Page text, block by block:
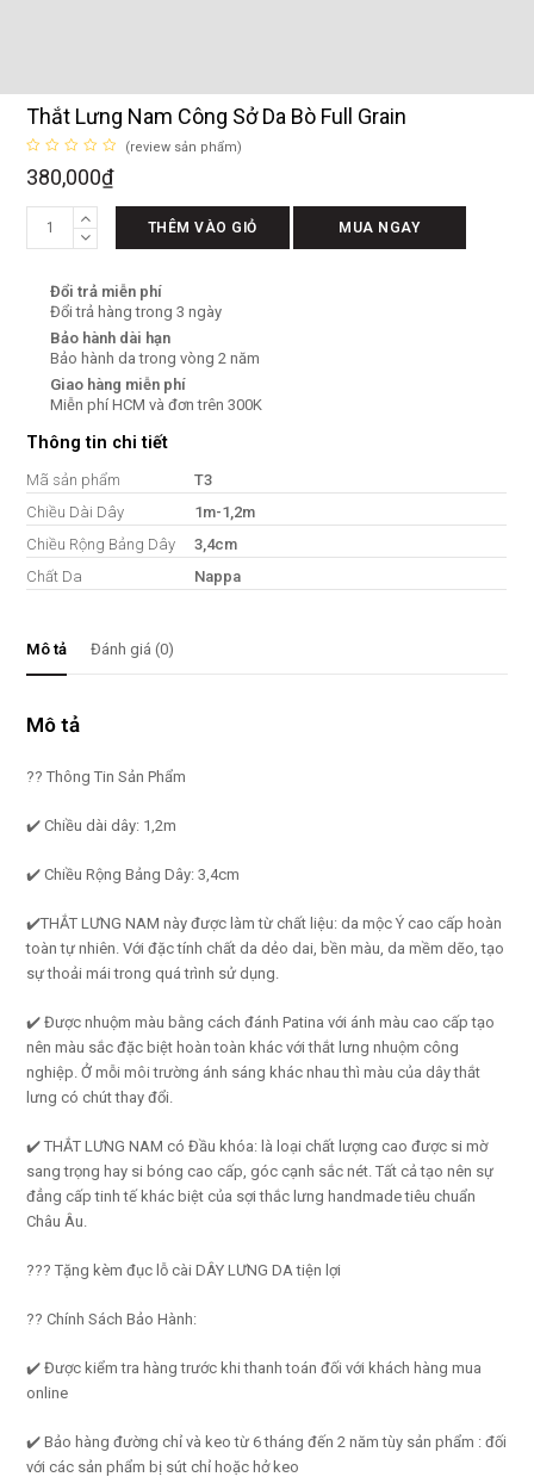
Thắt Lưng Nam Công Sở Da Bò Full Grain
xếp
hạng
0
sao
(review sản phẩm)
380,000₫
Thắt
Công
số
lượng
THÊM VÀO GIỎ MUA NGAY
Đổi trả miễn phí
Đổi trả hàng trong 3 ngày
Bảo hành dài hạn
Bảo hành da trong vòng 2 năm
Giao hàng miễn phí
Miễn phí HCM và đơn trên 300K
Thông tin chi tiết
Mã sản phẩm
T3
Chiều Dài Dây
1m-1,2m
Chiều Rộng Bảng Dây
3,4cm
Chất Da
Nappa
Mô tả Đánh giá (0)
Mô tả
?? Thông Tin Sản Phẩm
✔️ Chiều dài dây: 1,2m
✔️ Chiều Rộng Bảng Dây: 3,4cm
✔️THẮT LƯNG NAM này được làm từ chất liệu: da mộc Ý cao cấp hoàn
toàn tự nhiên. Với đặc tính chất da dẻo dai, bền màu, da mềm dẽo, tạo
sự thoải mái trong quá trình sử dụng.
✔️ Được nhuộm màu bằng cách đánh Patina với ánh màu cao cấp tạo
nên màu sắc đặc biệt hoàn toàn khác với thắt lưng nhuộm công
nghiệp. Ở mỗi môi trường ánh sáng khác nhau thì màu của dây thắt
lưng có chút thay đổi.
✔️ THẮT LƯNG NAM có Đầu khóa: là loại chất lượng cao được si mờ
sang trọng hay si bóng cao cấp, góc cạnh sắc nét. Tất cả tạo nên sự
đẳng cấp tinh tế khác biệt của sợi thắc lưng handmade tiêu chuẩn
Châu Âu.
??? Tặng kèm đục lỗ cài DÂY LƯNG DA tiện lợi
?? Chính Sách Bảo Hành:
✔️ Được kiểm tra hàng trước khi thanh toán đối với khách hàng mua
online
✔️ Bảo hàng đường chỉ và keo từ 6 tháng đến 2 năm tùy sản phẩm : đối
với các sản phẩm bị sút chỉ hoặc hở keo